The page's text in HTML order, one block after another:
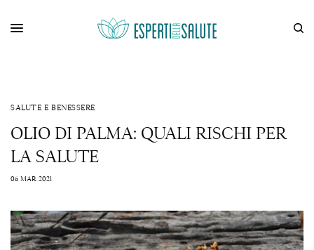
SALUTE E BENESSERE
OLIO DI PALMA: QUALI RISCHI PER
LA SALUTE
06 MAR 2021